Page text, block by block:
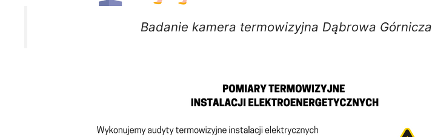
Badanie kamera termowizyjna Dąbrowa Górnicza